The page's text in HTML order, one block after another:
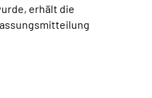
erhält die